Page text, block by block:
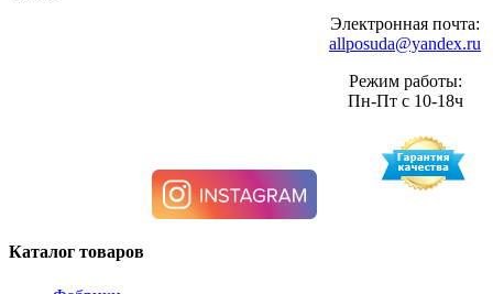
Электронная почта:
allposuda@yandex.ru
Режим работы:
Пн-Пт с 10-18ч
Каталог товаров